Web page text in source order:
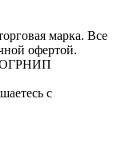
марка. Все
офертой.
с